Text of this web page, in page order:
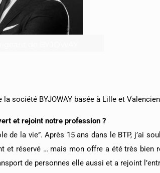
la société BYJOWAY basée à Lille et
et rejoint notre profession ?
de la vie”. Après 15 ans dans le BTP, j’ai
et réservé … mais mon offre a été très bien
de personnes elle aussi et a rejoint